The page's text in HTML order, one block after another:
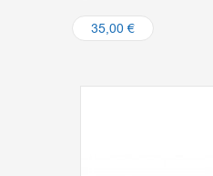
35,00 €